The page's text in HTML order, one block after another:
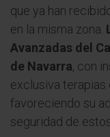
que ya han
en la misma zona.
Avanzadas del
de Navarra, con
exclusiva terapias
favoreciendo su
seguridad de